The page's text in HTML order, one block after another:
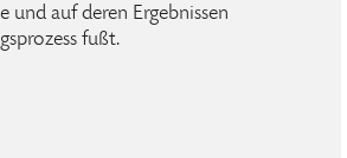
und auf deren Ergebnissen
fußt.